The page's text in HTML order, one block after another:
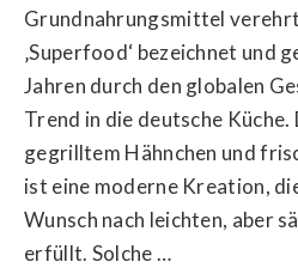
Grundnahrungsmittel
‚Superfood‘ bezeichnet und
Jahren durch den globalen
Trend in die deutsche
gegrilltem Hähnchen und
ist eine moderne Kreation,
Wunsch nach leichten, aber
erfüllt. Solche …